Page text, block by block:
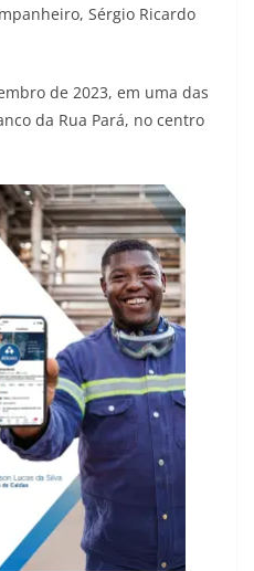
Sérgio Ricardo
de 2023, em uma das
da Rua Pará, no centro